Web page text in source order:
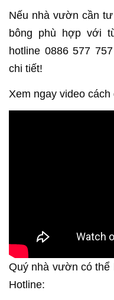
Nếu nhà vườn cần
bông phù hợp với
hotline 0886 577
chi tiết!
Xem ngay video
Quý nhà vườn có thể
Hotline: